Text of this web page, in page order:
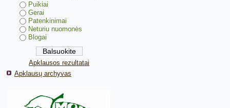
Puikiai
Gerai
Patenkinimai
Neturiu nuomonės
Blogai
Apklausos rezultatai
Apklausų archyvas